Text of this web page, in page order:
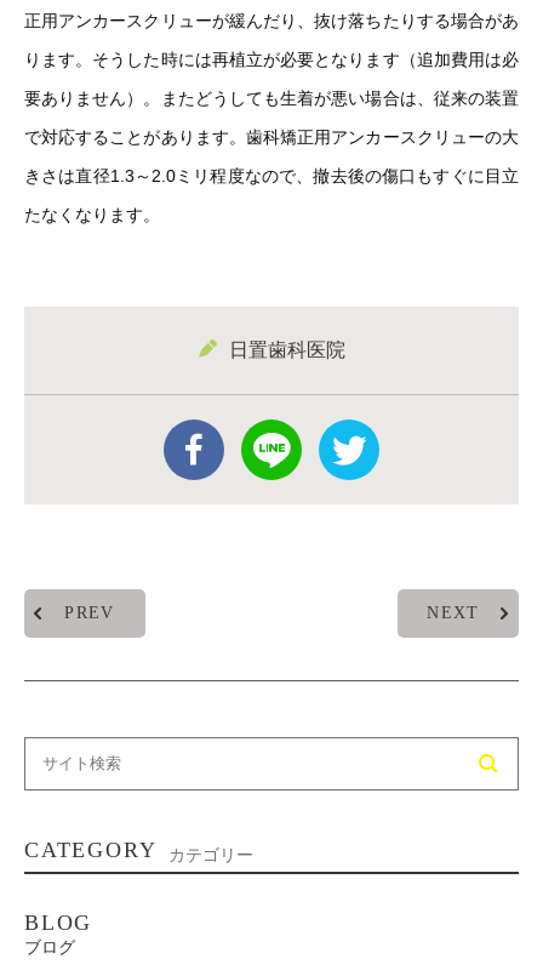
正用アンカースクリューが緩んだり、抜け落ちたりする場合があ
ります。そうした時には再植立が必要となります（追加費用は必
要ありません）。またどうしても生着が悪い場合は、従来の装置
で対応することがあります。歯科矯正用アンカースクリューの大
きさは直径1.3～2.0ミリ程度なので、撤去後の傷口もすぐに目立
たなくなります。
日置歯科医院
PREV NEXT
CATEGORY カテゴリー
BLOG
ブログ